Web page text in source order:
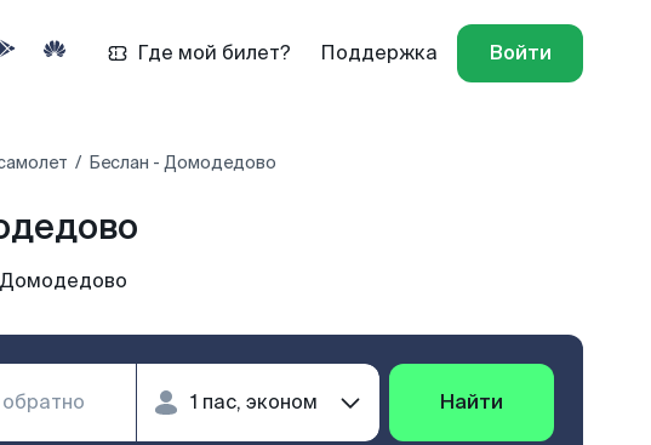
Где мой билет? Поддержка Войти
Беслан - Домодедово
Найти